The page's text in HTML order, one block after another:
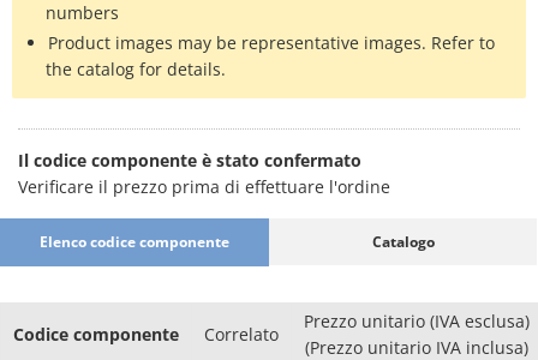
numbers
Product images may be representative images. Refer to
the catalog for details.
Il codice componente è stato confermato
Verificare il prezzo prima di effettuare l'ordine
Elenco codice componente Catalogo
Codice componente Correlato
Prezzo unitario (IVA esclusa)
(Prezzo unitario IVA inclusa)